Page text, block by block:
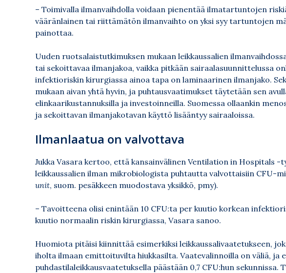
– Toimivalla ilmanvaihdolla voidaan pienentää ilmatartuntojen
vääränlainen tai riittämätön ilmanvaihto on yksi syy tartuntojen
painottaa.
Uuden ruotsalaistutkimuksen mukaan leikkaussalien
tai sekoittavaa ilmanjakoa, vaikka pitkään sairaalasuunnittelussa
infektioriskin kirurgiassa ainoa tapa on laminaarinen ilmanjako.
mukaan aivan yhtä hyvin, ja puhtausvaatimukset täytetään sen
elinkaarikustannuksilla ja investoinneilla. Suomessa ollaankin
ja sekoittavan ilmanjakotavan käyttö lisääntyy sairaaloissa.
Ilmanlaatua on valvottava
Jukka Vasara kertoo, että kansainvälinen Ventilation in Hospitals
leikkaussalien ilman mikrobiologista puhtautta valvottaisiin CFU-
unit, suom. pesäkkeen muodostava yksikkö, pmy).
– Tavoitteena olisi enintään 10 CFU:ta per kuutio korkean
kuutio normaalin riskin kirurgiassa, Vasara sanoo.
Huomiota pitäisi kiinnittää esimerkiksi leikkaussalivaatetukseen,
iholta ilmaan emittoituvilta hiukkasilta. Vaatevalinnoilla on väliä, ja
puhdastilaleikkausvaatetuksella päästään 0,7 CFU:hun sekunnissa.